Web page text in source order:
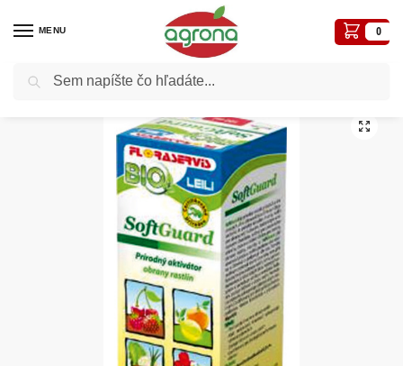
MENU 0
Domov Postreky-prípravky proti chorobám a škodcom